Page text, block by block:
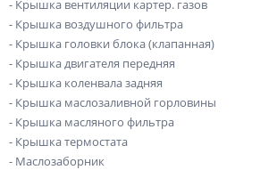
- Крышка вентиляции картер. газов
- Крышка воздушного фильтра
- Крышка головки блока (клапанная)
- Крышка двигателя передняя
- Крышка коленвала задняя
- Крышка маслозаливной горловины
- Крышка масляного фильтра
- Крышка термостата
- Маслозаборник